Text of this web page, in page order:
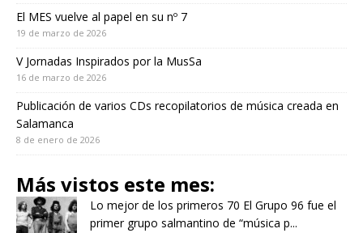
El MES vuelve al papel en su nº 7
19 de marzo de 2026
V Jornadas Inspirados por la MusSa
16 de marzo de 2026
Publicación de varios CDs recopilatorios de música creada en
Salamanca
8 de enero de 2026
Más vistos este mes:
Lo mejor de los primeros 70 El Grupo 96 fue el
primer grupo salmantino de “música p...